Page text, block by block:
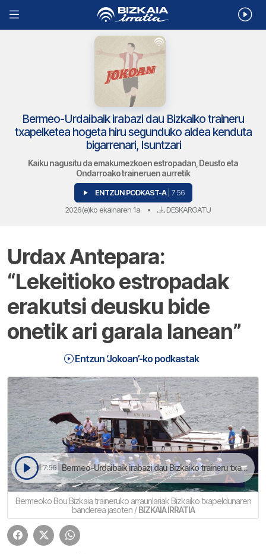
Bermeo-Urdaibaik irabazi dau Bizkaiko traineru
txapelketea hogeta hiru segunduko aldea kenduta
bigarrenari, Isuntzari
Kaiku nagusitu da emakumezkoen estropadan, Deusto eta
Ondarroako traineruen aurretik
ENTZUN PODKAST-A | 7:56
2026(e)ko ekainaren 1a • DESKARGATU
Urdax Antepara:
“Lekeitioko estropadak
erakutsi deusku bide
onetik ari garala lanean”
Entzun ‘Jokoan’-ko podkastak
7:56 Bermeo-Urdaibaik irabazi dau Bizkaiko traineru txapelketea hogeta hiru segunduko aldea kenduta bigarrenari, Isuntzari | Jokoan
Bermeoko Bou Bizkaia traineruko arraunlariak Bizkaiko txapeldunaren
banderea jasoten /BIZKAIA IRRATIA